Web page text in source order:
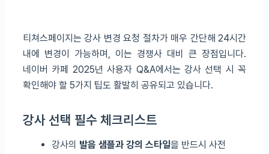
티쳐스페이지는 강사 변경 요청 절차가 매우 간단해 24시간
내에 변경이 가능하며, 이는 경쟁사 대비 큰 장점입니다.
네이버 카페 2025년 사용자 Q&A에서는 강사 선택 시 꼭
확인해야 할 5가지 팁도 활발히 공유되고 있습니다.
강사 선택 필수 체크리스트
강사의 발음 샘플과 강의 스타일을 반드시 사전